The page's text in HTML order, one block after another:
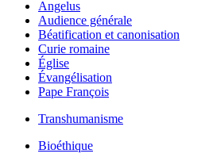
Angelus
Audience générale
Béatification et canonisation
Curie romaine
Église
Évangélisation
Pape François
Transhumanisme
Bioéthique